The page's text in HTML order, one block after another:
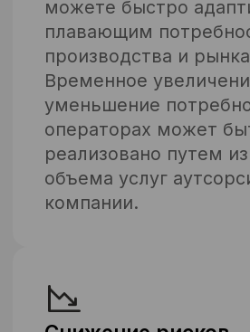
Стандарты и контроль
Специализируемся на
аутсорсинге линейного
персонала: грузчиков,
упаковщиков, комплектовщиков,
разнорабочих и др.
готовы к выходу — даже в сезон
и на удалённых объектах.